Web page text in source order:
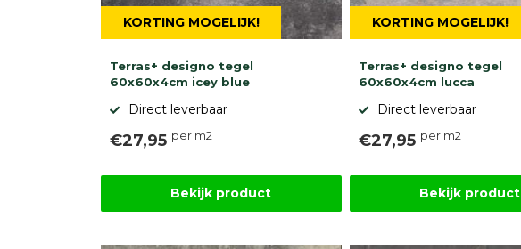
KORTING MOGELIJK!
Terras+ designo tegel
60x60x4cm icey blue
Direct leverbaar
€27,95 per m2
Bekijk product
KORTING MOGELIJK!
Terras+ designo tegel
60x60x4cm lucca
Direct leverbaar
€27,95 per m2
Bekijk product